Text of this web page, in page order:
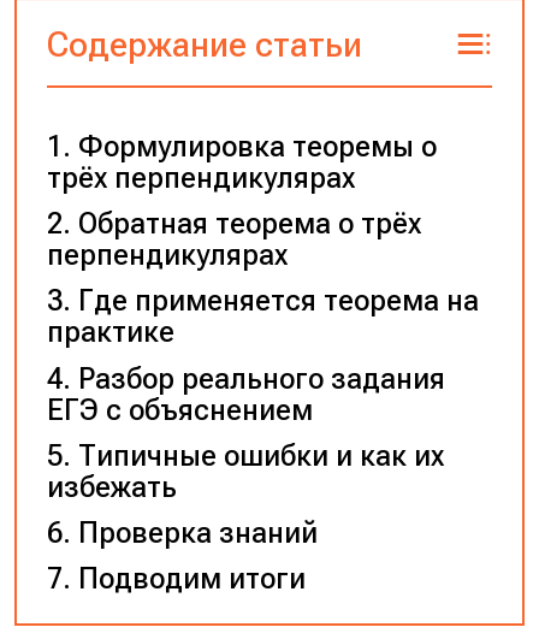
Содержание статьи
Формулировка теоремы о
трёх перпендикулярах
Обратная теорема о трёх
перпендикулярах
Где применяется теорема на
практике
Разбор реального задания
ЕГЭ с объяснением
Типичные ошибки и как их
избежать
Проверка знаний
Подводим итоги